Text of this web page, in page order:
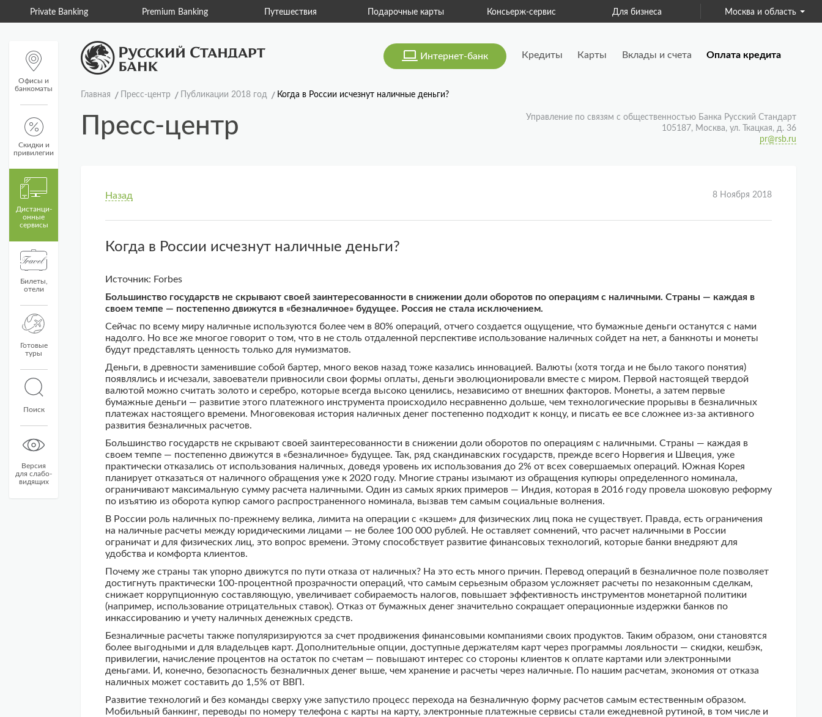
Private Banking Premium Banking Путешествия Подарочные карты Консьерж-сервис Для бизнеса Страхование
Москва и область
Офисы и
банкоматы
Скидки и
привилегии
Дистанци­
онные
сервисы
Билеты,
отели
Готовые
туры
Поиск
Версия
для слабо-
видящих
Интернет-банк Кредиты Карты Вклады и счета Оплата кредита
Главная Пресс-центр Публикации 2018 год Когда в России исчезнут наличные деньги?
Пресс-центр
Управление по связям с общественностью Банка Русский Стандарт
105187, Москва, ул. Ткацкая, д. 36
pr@rsb.ru
Назад 8 Ноября 2018
Когда в России исчезнут наличные деньги?
Источник: Forbes
Большинство государств не скрывают своей заинтересованности в снижении доли оборотов по операциям с наличными. Страны — каждая в
своем темпе — постепенно движутся в «безналичное» будущее. Россия не стала исключением.
Сейчас по всему миру наличные используются более чем в 80% операций, отчего создается ощущение, что бумажные деньги останутся с нами
надолго. Но все же многое говорит о том, что в не столь отдаленной перспективе использование наличных сойдет на нет, а банкноты и монеты
будут представлять ценность только для нумизматов.
Деньги, в древности заменившие собой бартер, много веков назад тоже казались инновацией. Валюты (хотя тогда и не было такого понятия)
появлялись и исчезали, завоеватели привносили свои формы оплаты, деньги эволюционировали вместе с миром. Первой настоящей твердой
валютой можно считать золото и серебро, которые всегда высоко ценились, независимо от внешних факторов. Монеты, а затем первые
бумажные деньги — развитие этого платежного инструмента происходило несравненно дольше, чем технологические прорывы в безналичных
платежах настоящего времени. Многовековая история наличных денег постепенно подходит к концу, и писать ее все сложнее из-за активного
развития безналичных расчетов.
Большинство государств не скрывают своей заинтересованности в снижении доли оборотов по операциям с наличными. Страны — каждая в
своем темпе — постепенно движутся в «безналичное» будущее. Так, ряд скандинавских государств, прежде всего Норвегия и Швеция, уже
практически отказались от использования наличных, доведя уровень их использования до 2% от всех совершаемых операций. Южная Корея
планирует отказаться от наличного обращения уже к 2020 году. Многие страны изымают из обращения купюры определенного номинала,
ограничивают максимальную сумму расчета наличными. Один из самых ярких примеров — Индия, которая в 2016 году провела шоковую реформу
по изъятию из оборота купюр самого распространенного номинала, вызвав тем самым социальные волнения.
В России роль наличных по-прежнему велика, лимита на операции с «кэшем» для физических лиц пока не существует. Правда, есть ограничения
на наличные расчеты между юридическими лицами — не более 100 000 рублей. Не оставляет сомнений, что расчет наличными в России
ограничат и для физических лиц, это вопрос времени. Этому способствует развитие финансовых технологий, которые банки внедряют для
удобства и комфорта клиентов.
Почему же страны так упорно движутся по пути отказа от наличных? На это есть много причин. Перевод операций в безналичное поле позволяет
достигнуть практически 100-процентной прозрачности операций, что самым серьезным образом усложняет расчеты по незаконным сделкам,
снижает коррупционную составляющую, увеличивает собираемость налогов, повышает эффективность инструментов монетарной политики
(например, использование отрицательных ставок). Отказ от бумажных денег значительно сокращает операционные издержки банков по
инкассированию и учету наличных денежных средств.
Безналичные расчеты также популяризируются за счет продвижения финансовыми компаниями своих продуктов. Таким образом, они становятся
более выгодными и для владельцев карт. Дополнительные опции, доступные держателям карт через программы лояльности — скидки, кешбэк,
привилегии, начисление процентов на остаток по счетам — повышают интерес со стороны клиентов к оплате картами или электронными
деньгами. И, конечно, безопасность безналичных денег выше, чем хранение и расчеты через наличные. По нашим расчетам, экономия от отказа
наличных может составить до 1,5% от ВВП.
Развитие технологий и без команды сверху уже запустило процесс перехода на безналичную форму расчетов самым естественным образом.
Мобильный банкинг, переводы по номеру телефона с карты на карту, электронные платежные сервисы стали ежедневной рутиной, в том числе и